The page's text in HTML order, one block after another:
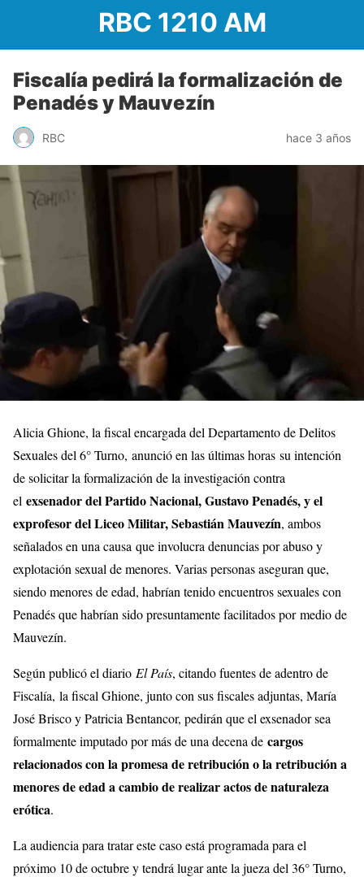
RBC 1210 AM
Fiscalía pedirá la formalización de
Penadés y Mauvezín
RBC hace 3 años
Alicia Ghione, la fiscal encargada del Departamento de Delitos
Sexuales del 6° Turno, anunció en las últimas horas su intención
de solicitar la formalización de la investigación contra
el exsenador del Partido Nacional, Gustavo Penadés, y el
exprofesor del Liceo Militar, Sebastián Mauvezín, ambos
señalados en una causa que involucra denuncias por abuso y
explotación sexual de menores. Varias personas aseguran que,
siendo menores de edad, habrían tenido encuentros sexuales con
Penadés que habrían sido presuntamente facilitados por medio de
Mauvezín.
Según publicó el diario El País, citando fuentes de adentro de
Fiscalía, la fiscal Ghione, junto con sus fiscales adjuntas, María
José Brisco y Patricia Bentancor, pedirán que el exsenador sea
formalmente imputado por más de una decena de cargos
relacionados con la promesa de retribución o la retribución a
menores de edad a cambio de realizar actos de naturaleza
erótica.
La audiencia para tratar este caso está programada para el
próximo 10 de octubre y tendrá lugar ante la jueza del 36° Turno,